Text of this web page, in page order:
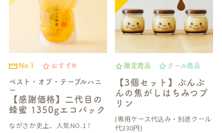
No.1 おすすめ
ベスト・オブ・テーブルハニ
ー
【感謝価格】二代目の
蜂蜜 1350gエコパック
ながさか史上、人気NO.1！
限定商品 クール商品
【3個セット】ぶんぶ
んの焦がしはちみつプ
リン
(専用ケース代込み・別途クール
代330円)